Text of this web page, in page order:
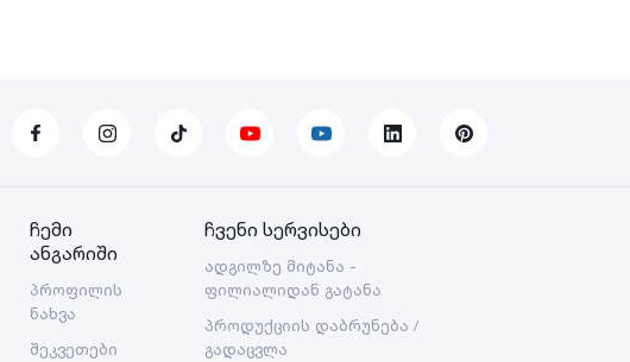
ჩემი
ანგარიში
პროფილის
ნახვა
შეკვეთები
ჩვენი სერვისები
ადგილზე მიტანა -
ფილიალიდან გატანა
პროდუქციის დაბრუნება /
გადაცვლა